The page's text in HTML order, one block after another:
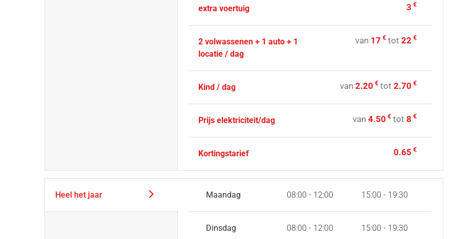
extra voertuig 3 €
2 volwassenen + 1 auto + 1
locatie / dag
van 17 € tot22 €
Kind / dag van2.20 € tot2.70 €
Prijs elektriciteit/dag van4.50 € tot8 €
Kortingstarief 0.65 €
Heel het jaar Maandag 08:00 - 12:00 15:00 - 19:30
Dinsdag 08:00 - 12:00 15:00 - 19:30